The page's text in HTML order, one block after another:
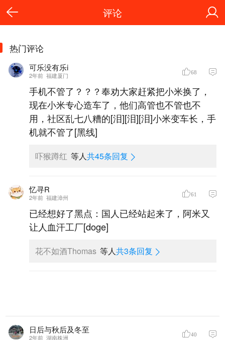
评论
热门评论
可乐没有乐i
2年前 福建厦门 68
手机不管了？？？奉劝大家赶紧把小米换了，
现在小米专心造车了，他们高管也不管也不
用，社区乱七八糟的[泪][泪][泪]小米变车长，手
机就不管了[黑线]
吓猴蹲红 等人共45条回复
忆寻R
2年前 福建漳州 61
已经想好了黑点：国人已经站起来了，阿米又
让人血汗工厂[doge]
花不如酒Thomas 等人共3条回复
日后与秋后及冬至
2年前 湖南株洲 40